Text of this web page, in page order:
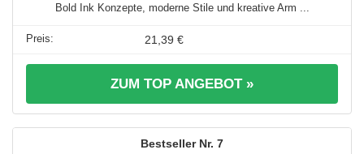
Bold Ink Konzepte, moderne Stile und kreative Arm ...
21,39 €
ZUM TOP ANGEBOT »
7